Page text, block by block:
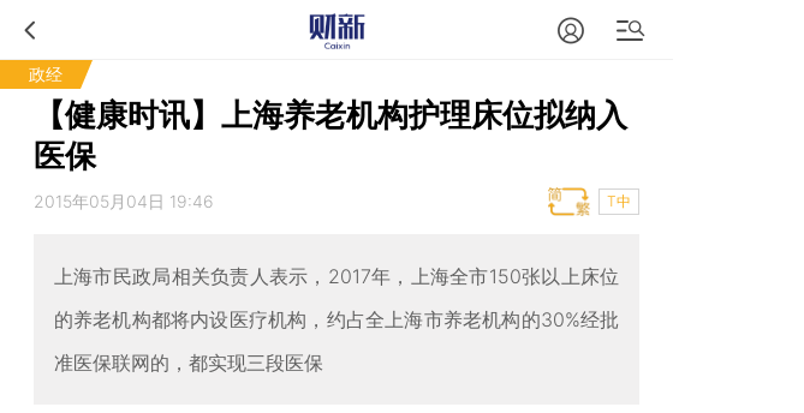
政经
【健康时讯】上海养老机构护理床位拟纳入
医保
2015年05月04日 19:46 T中
上海市民政局相关负责人表示，2017年，上海全市150张以上床位
的养老机构都将内设医疗机构，约占全上海市养老机构的30%经批
准医保联网的，都实现三段医保